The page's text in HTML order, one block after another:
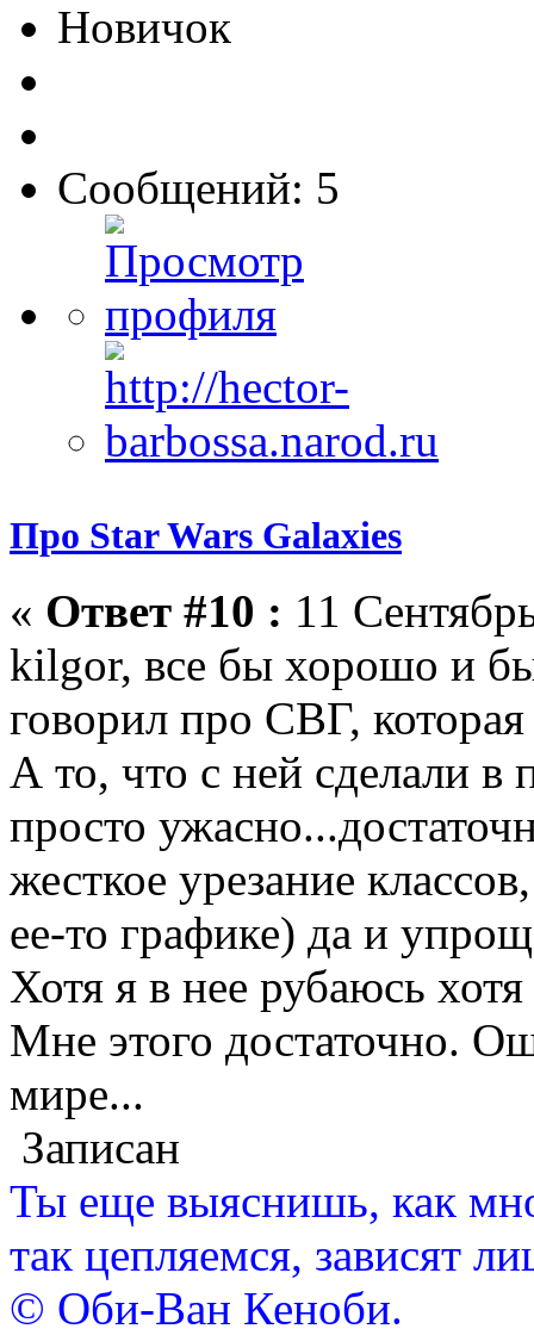
Новичок
Сообщений: 5
Про Star Wars Galaxies
« Ответ #10 : 11
kilgor, все бы хорошо и
говорил про СВГ,
А то, что с ней сделали в
просто
жесткое урезание
ее-то графике) да и
Хотя я в нее рубаюсь
Мне этого достаточно.
мире...
Записан
Ты еще выяснишь, как
так цепляемся, зависят
© Оби-Ван Кеноби.